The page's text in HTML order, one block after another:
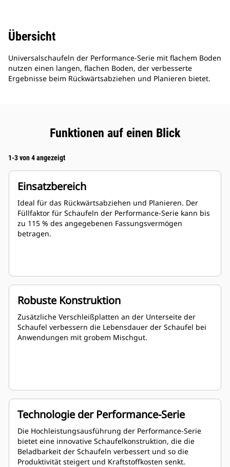
Übersicht
Universalschaufeln der Performance-Serie mit flachem Boden
nutzen einen langen, flachen Boden, der verbesserte
Ergebnisse beim Rückwärtsabziehen und Planieren bietet.
Funktionen auf einen Blick
1-3 von 4 angezeigt
Einsatzbereich
Ideal für das Rückwärtsabziehen und Planieren. Der
Füllfaktor für Schaufeln der Performance-Serie kann bis
zu 115 % des angegebenen Fassungsvermögen
betragen.
Robuste Konstruktion
Zusätzliche Verschleißplatten an der Unterseite der
Schaufel verbessern die Lebensdauer der Schaufel bei
Anwendungen mit grobem Mischgut.
Technologie der Performance-Serie
Die Hochleistungsausführung der Performance-Serie
bietet eine innovative Schaufelkonstruktion, die die
Beladbarkeit der Schaufeln verbessert und so die
Produktivität steigert und Kraftstoffkosten senkt.